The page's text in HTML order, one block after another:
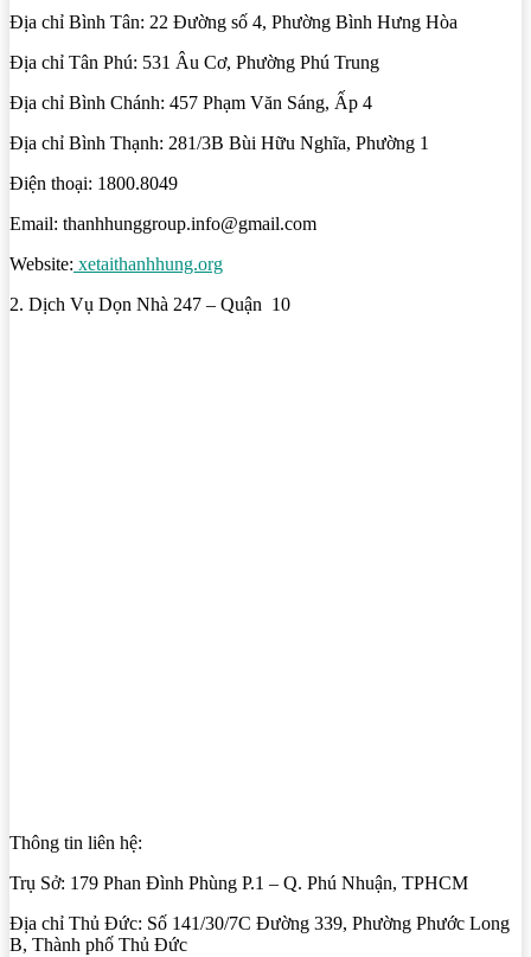
Địa chỉ Bình Tân: 22 Đường số 4, Phường Bình Hưng Hòa
Địa chỉ Tân Phú: 531 Âu Cơ, Phường Phú Trung
Địa chỉ Bình Chánh: 457 Phạm Văn Sáng, Ấp 4
Địa chỉ Bình Thạnh: 281/3B Bùi Hữu Nghĩa, Phường 1
Điện thoại: 1800.8049
Email: thanhhunggroup.info@gmail.com
Website: xetaithanhhung.org
2. Dịch Vụ Dọn Nhà 247 – Quận 10
Thông tin liên hệ:
Trụ Sở: 179 Phan Đình Phùng P.1 – Q. Phú Nhuận, TPHCM
Địa chỉ Thủ Đức: Số 141/30/7C Đường 339, Phường Phước Long
B, Thành phố Thủ Đức